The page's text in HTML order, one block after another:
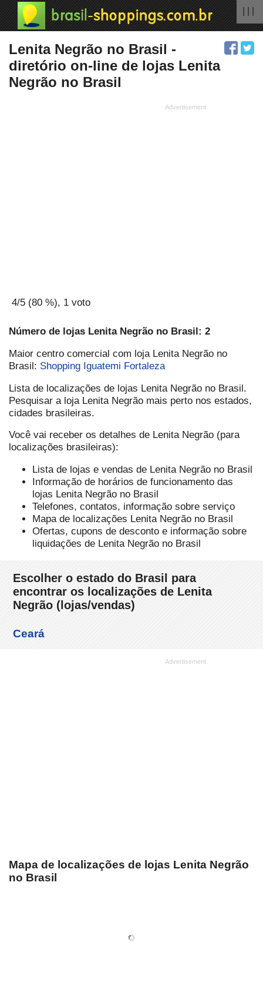
Lenita Negrão no Brasil -
diretório on-line de lojas Lenita
Negrão no Brasil
4/5 (80 %), 1 voto
Número de lojas Lenita Negrão no Brasil: 2
Maior centro comercial com loja Lenita Negrão no
Brasil: Shopping Iguatemi Fortaleza
Lista de localizações de lojas Lenita Negrão no Brasil.
Pesquisar a loja Lenita Negrão mais perto nos estados,
cidades brasileiras.
Você vai receber os detalhes de Lenita Negrão (para
localizações brasileiras):
Lista de lojas e vendas de Lenita Negrão no Brasil
Informação de horários de funcionamento das
lojas Lenita Negrão no Brasil
Telefones, contatos, informação sobre serviço
Mapa de localizações Lenita Negrão no Brasil
Ofertas, cupons de desconto e informação sobre
liquidações de Lenita Negrão no Brasil
Escolher o estado do Brasil para
encontrar os localizações de Lenita
Negrão (lojas/vendas)
Ceará
Mapa de localizações de lojas Lenita Negrão
no Brasil